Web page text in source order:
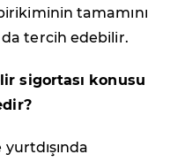
tamamını
da tercih edebilir.
sigortası konusu
yurtdışında